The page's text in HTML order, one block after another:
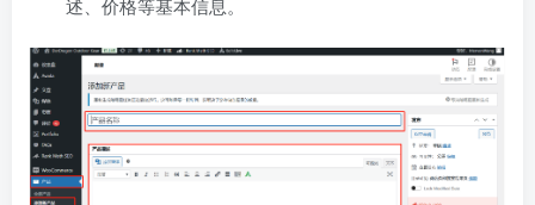
述、价格等基本信息。